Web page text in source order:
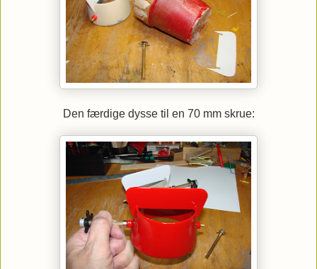
Den færdige dysse til en 70 mm skrue: